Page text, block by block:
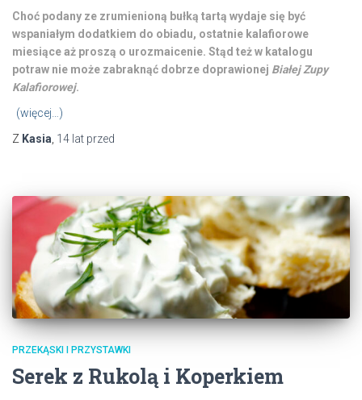
Choć podany ze zrumienioną bułką tartą wydaje się być
wspaniałym dodatkiem do obiadu, ostatnie kalafiorowe
miesiące aż proszą o urozmaicenie. Stąd też w katalogu
potraw nie może zabraknąć dobrze doprawionej Białej Zupy
Kalafiorowej.
(więcej…)
Z Kasia, 14 lat przed
PRZEKĄSKI I PRZYSTAWKI
Serek z Rukolą i Koperkiem